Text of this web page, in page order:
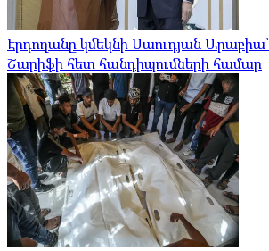
Էրդողանը կմեկնի Սաուդյան
Շարիֆի հետ հանդիպումների համար